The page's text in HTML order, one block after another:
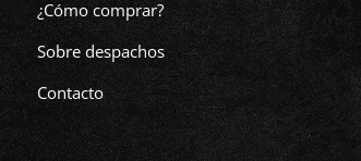
¿Cómo comprar?
Sobre despachos
Contacto